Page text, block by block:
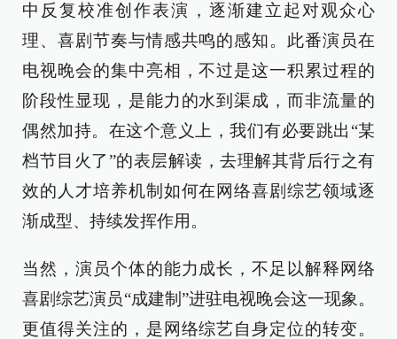
中反复校准创作表演，逐渐建立起对观众心
理、喜剧节奏与情感共鸣的感知。此番演员在
电视晚会的集中亮相，不过是这一积累过程的
阶段性显现，是能力的水到渠成，而非流量的
偶然加持。在这个意义上，我们有必要跳出“某
档节目火了”的表层解读，去理解其背后行之有
效的人才培养机制如何在网络喜剧综艺领域逐
渐成型、持续发挥作用。
当然，演员个体的能力成长，不足以解释网络
喜剧综艺演员“成建制”进驻电视晚会这一现象。
更值得关注的，是网络综艺自身定位的转变。